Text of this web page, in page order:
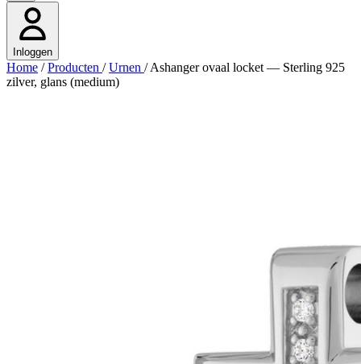
Inloggen
Home / Producten / Urnen / Ashanger ovaal locket — Sterling 925
zilver, glans (medium)